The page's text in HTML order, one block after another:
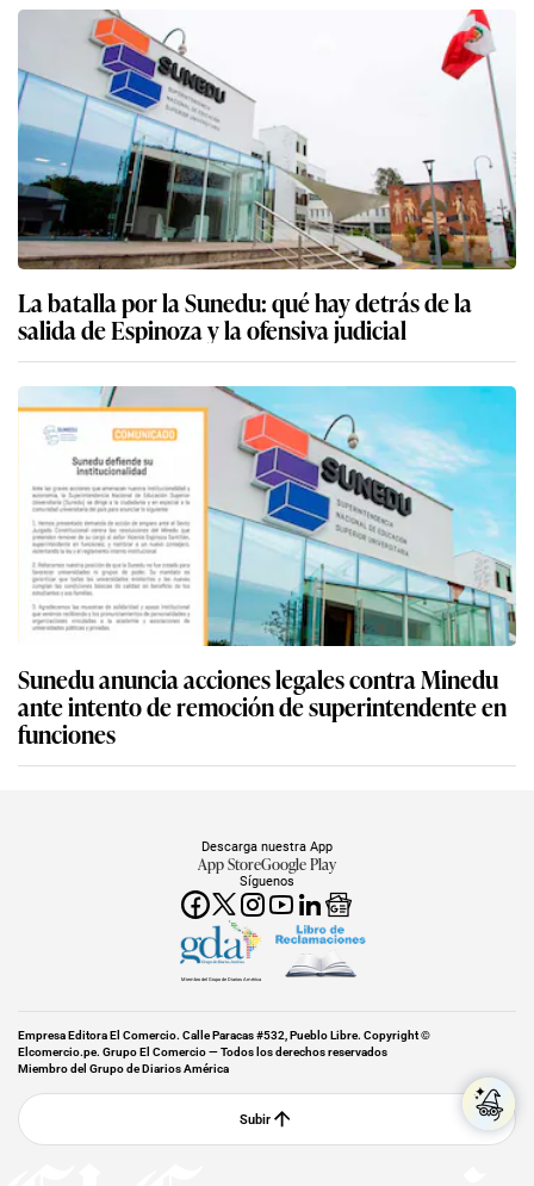
La batalla por la Sunedu: qué hay detrás de la
salida de Espinoza y la ofensiva judicial
Sunedu anuncia acciones legales contra Minedu
ante intento de remoción de superintendente en
funciones
Síguenos
Descarga nuestra App
App StoreGoogle Play
Miembro del Grupo de Diarios América
Empresa Editora El Comercio. Calle Paracas #532, Pueblo Libre. Copyright ©
Elcomercio.pe. Grupo El Comercio — Todos los derechos reservados
Miembro del Grupo de Diarios América
Subir